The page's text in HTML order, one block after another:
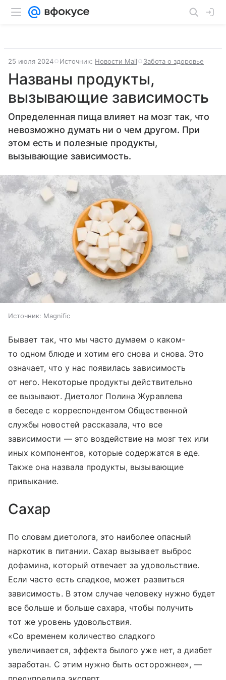
25 июля 2024 Источник: Новости Mail Забота о здоровье
Названы продукты,
вызывающие зависимость
Определенная пища влияет на мозг так, что
невозможно думать ни о чем другом. При
этом есть и полезные продукты,
вызывающие зависимость.
Источник: Magnific
Бывает так, что мы часто думаем о каком-
то одном блюде и хотим его снова и снова. Это
означает, что у нас появилась зависимость
от него. Некоторые продукты действительно
ее вызывают. Диетолог Полина Журавлева
в беседе с корреспондентом Общественной
службы новостей рассказала, что все
зависимости — это воздействие на мозг тех или
иных компонентов, которые содержатся в еде.
Также она назвала продукты, вызывающие
привыкание.
Сахар
По словам диетолога, это наиболее опасный
наркотик в питании. Сахар вызывает выброс
дофамина, который отвечает за удовольствие.
Если часто есть сладкое, может развиться
зависимость. В этом случае человеку нужно будет
все больше и больше сахара, чтобы получить
тот же уровень удовольствия.
«Со временем количество сладкого
увеличивается, эффекта былого уже нет, а диабет
заработан. С этим нужно быть осторожнее», —